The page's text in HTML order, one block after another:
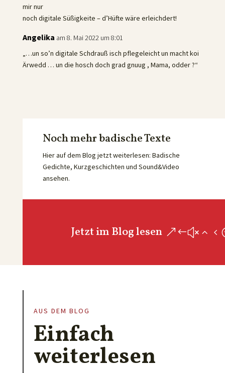
mir nur
noch digitale Süßigkeite – d’Hüfte wäre erleichdert!
Angelika am 8. Mai 2022 um 8:01
„…un so’n digitale Schdrauß isch pflegeleicht un macht koi
Ärwedd … un die hosch doch grad gnuug , Mama, odder ?“
Noch mehr badische Texte
Hier auf dem Blog jetzt weiterlesen: Badische
Gedichte, Kurzgeschichten und Sound&Video
ansehen.
Jetzt im Blog lesen
AUS DEM BLOG
Einfach
weiterlesen